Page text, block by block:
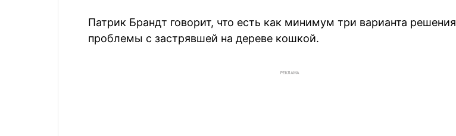
Патрик Брандт говорит, что есть как минимум три варианта решения
проблемы с застрявшей на дереве кошкой.
РЕКЛАМА